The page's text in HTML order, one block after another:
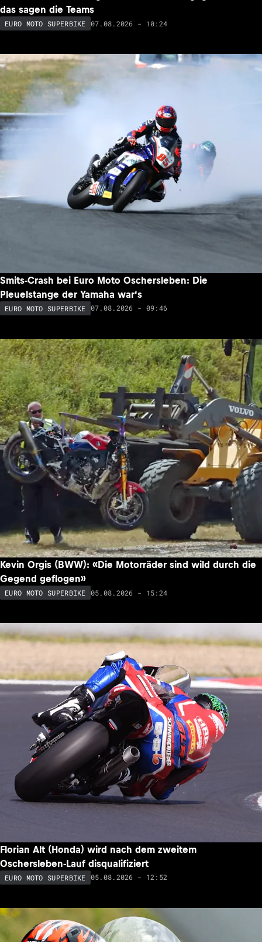
das sagen die Teams
EURO MOTO SUPERBIKE 07.08.2026 - 10:24
Smits-Crash bei Euro Moto Oschersleben: Die
Pleuelstange der Yamaha war‘s
EURO MOTO SUPERBIKE 07.08.2026 - 09:46
Kevin Orgis (BWW): «Die Motorräder sind wild durch die
Gegend geflogen»
EURO MOTO SUPERBIKE 05.08.2026 - 15:24
Florian Alt (Honda) wird nach dem zweitem
Oschersleben-Lauf disqualifiziert
EURO MOTO SUPERBIKE 05.08.2026 - 12:52